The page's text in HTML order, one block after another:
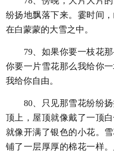
纷扬地飘落下来。霎时间
在白蒙蒙的大雪之中。
79、如果你要一枝花那
你要一片雪花那么我给你
我给你自由。
80、只见那雪花纷纷扬
顶上，屋顶就像戴了一顶
就像开满了银色的小花。
铺了一层厚厚的棉花一样